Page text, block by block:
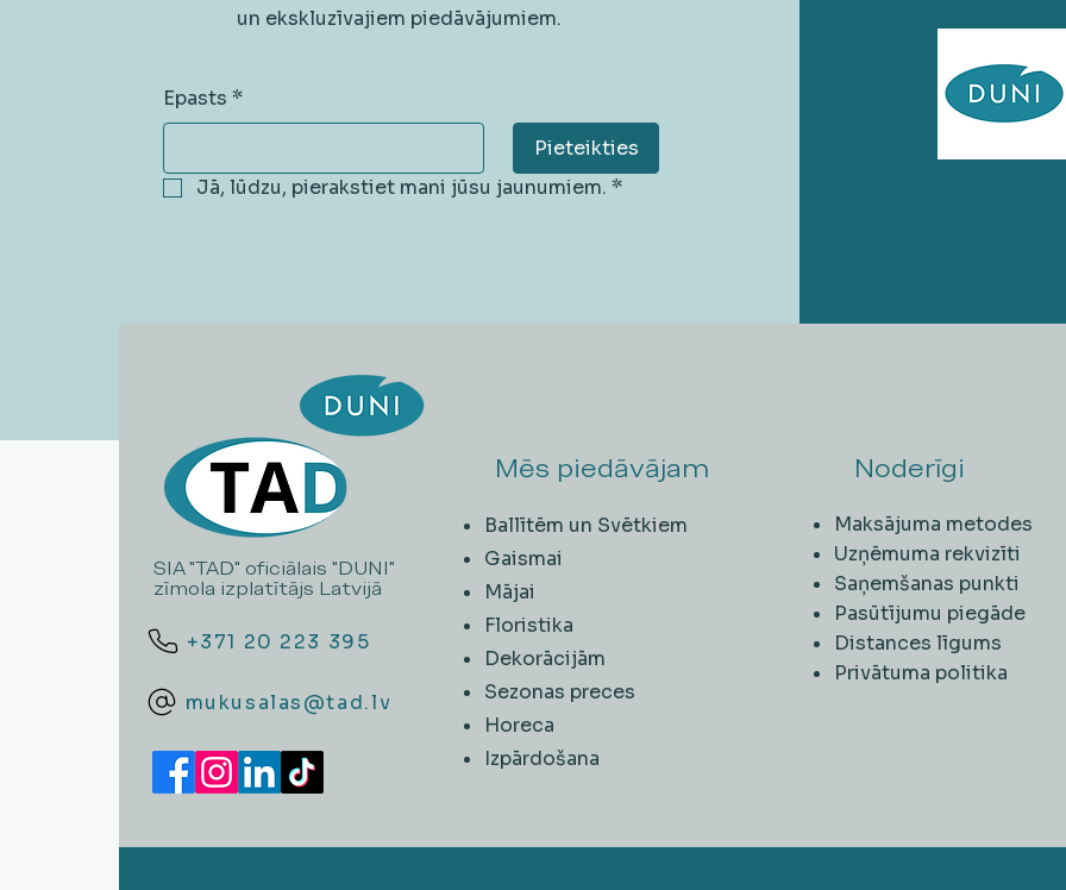
un ekskluzīvajiem piedāvājumiem.
Epasts *
Pieteikties
Jā, lūdzu, pierakstiet mani jūsu jaunumiem. *
SIA "TAD" oficiālais "DUNI"
zīmola izplatītājs Latvijā
+371 20 223 395
mukusalas@tad.lv
Mēs piedāvājam
Ballītēm un Svētkiem
Gaismai
Mājai
Floristika
Dekorācijām
Sezonas preces
Horeca
​Izpārdošana
Noderīgi
Maksājuma metodes
Uzņēmuma rekvizīti
Saņemšanas punkti
Pasūtījumu piegāde
Distances līgums
Privātuma politika